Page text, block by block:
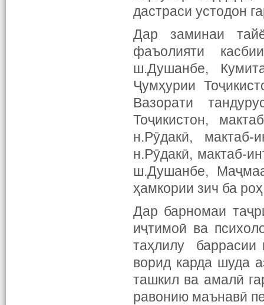
дастраси устодон
Дар заминаи
фаъолияти
ш.Душанбе,
Ҷумҳурии
Вазорати
Тоҷикистон,
н.Рӯдакӣ, мактаб-
н.Рӯдакӣ, мактаб-
ш.Душанбе,
ҳамкории зич ба
Дар барномаи
иҷтимоӣ ва
таҳлилу баррасии
ворид карда шуда
ташкил ва амалӣ
равонию маънавӣ